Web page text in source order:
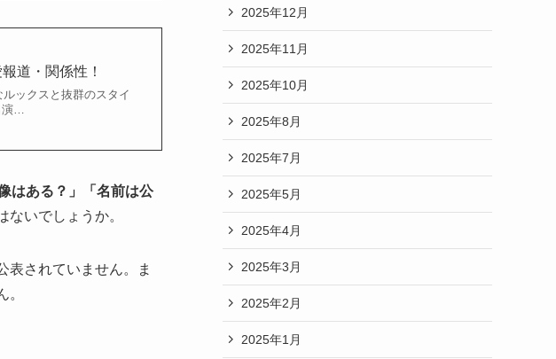
道・関係性！
ックスと抜群のスタイ
演…
はある？」「名前は公
ないでしょうか。
表されていません。ま
2025年12月
2025年11月
2025年10月
2025年8月
2025年7月
2025年5月
2025年4月
2025年3月
2025年2月
2025年1月